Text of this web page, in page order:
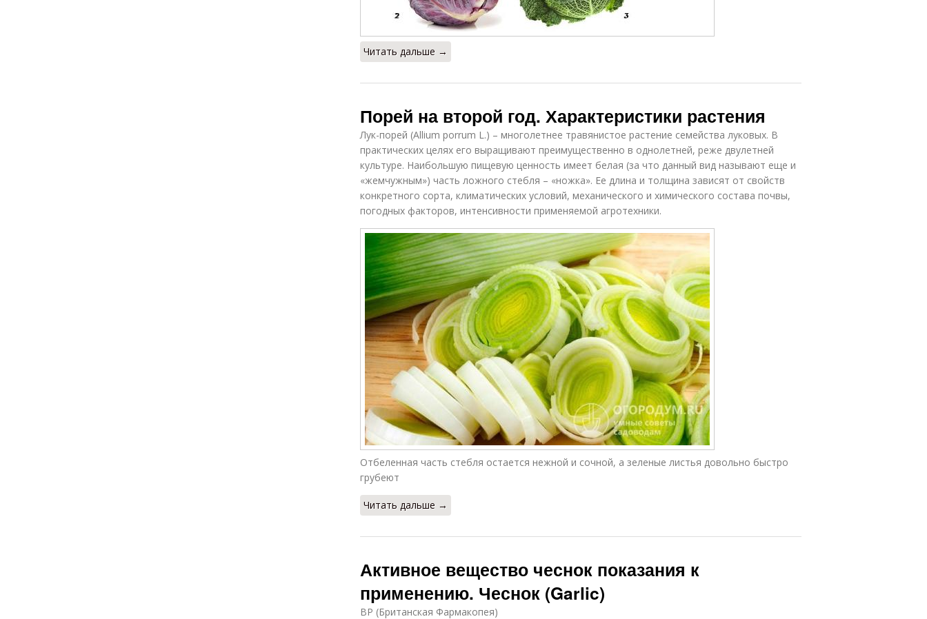
Читать дальше →
Порей на второй год. Характеристики растения
Лук-порей (Allium porrum L.) – многолетнее травянистое растение семейства луковых. В
практических целях его выращивают преимущественно в однолетней, реже двулетней
культуре. Наибольшую пищевую ценность имеет белая (за что данный вид называют еще и
«жемчужным») часть ложного стебля – «ножка». Ее длина и толщина зависят от свойств
конкретного сорта, климатических условий, механического и химического состава почвы,
погодных факторов, интенсивности применяемой агротехники.
Отбеленная часть стебля остается нежной и сочной, а зеленые листья довольно быстро
грубеют
Читать дальше →
Активное вещество чеснок показания к
применению. Чеснок (Garlic)
BP (Британская Фармакопея)